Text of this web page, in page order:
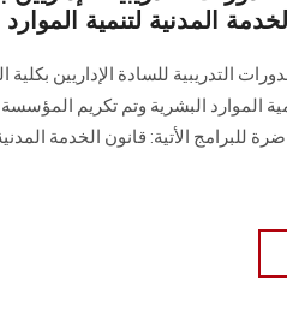
المدنية لتنمية الموارد
التدريبية للسادة الإداريين
الموارد البشرية وتم تكريم
للبرامج الأتية: قانون الخدمة